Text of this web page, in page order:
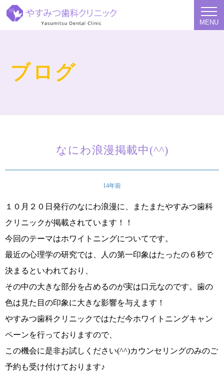
MENU
ブログ
なにわ浪漫掲載中(^^)
14年前
１０月２０日発行のなにわ浪漫に、またまたやすみつ歯科
クリニックが掲載されています！！
今回のテーマはホワイトニングについてです。
最近の心理学の研究では、
人の第一印象はたったの６秒で
決まるといわれており、
その中の大きな部分を占めるのが実は口元なのです。歯の
色は見た目の印象に大きな影響を与えます！
やすみつ歯科クリニックではただ今ホワイトニングキャン
ペーンを行っておりますので、
この機会に是非お試しください(^^)カウンセリングのみのご
予約も受け付けております♪